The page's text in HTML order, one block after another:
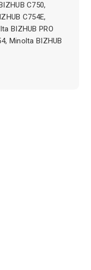
C750,
C754E,
BIZHUB PRO
Minolta BIZHUB